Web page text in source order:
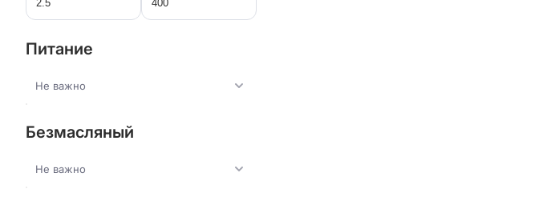
Питание
Не важно
Безмасляный
Не важно